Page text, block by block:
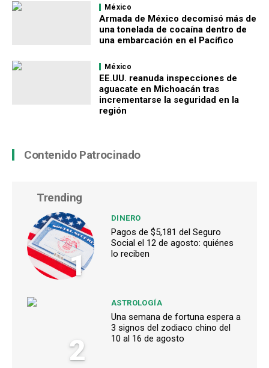
México
Armada de México decomisó más de
una tonelada de cocaína dentro de
una embarcación en el Pacífico
México
EE.UU. reanuda inspecciones de
aguacate en Michoacán tras
incrementarse la seguridad en la
región
Contenido Patrocinado
Trending
1
DINERO
Pagos de $5,181 del Seguro
Social el 12 de agosto: quiénes
lo reciben
2
ASTROLOGÍA
Una semana de fortuna espera a
3 signos del zodiaco chino del
10 al 16 de agosto